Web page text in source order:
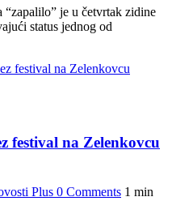
“zapalilo” je u četvrtak zidine
status jednog od
festival na Zelenkovcu
Plus 0 Comments 1 min